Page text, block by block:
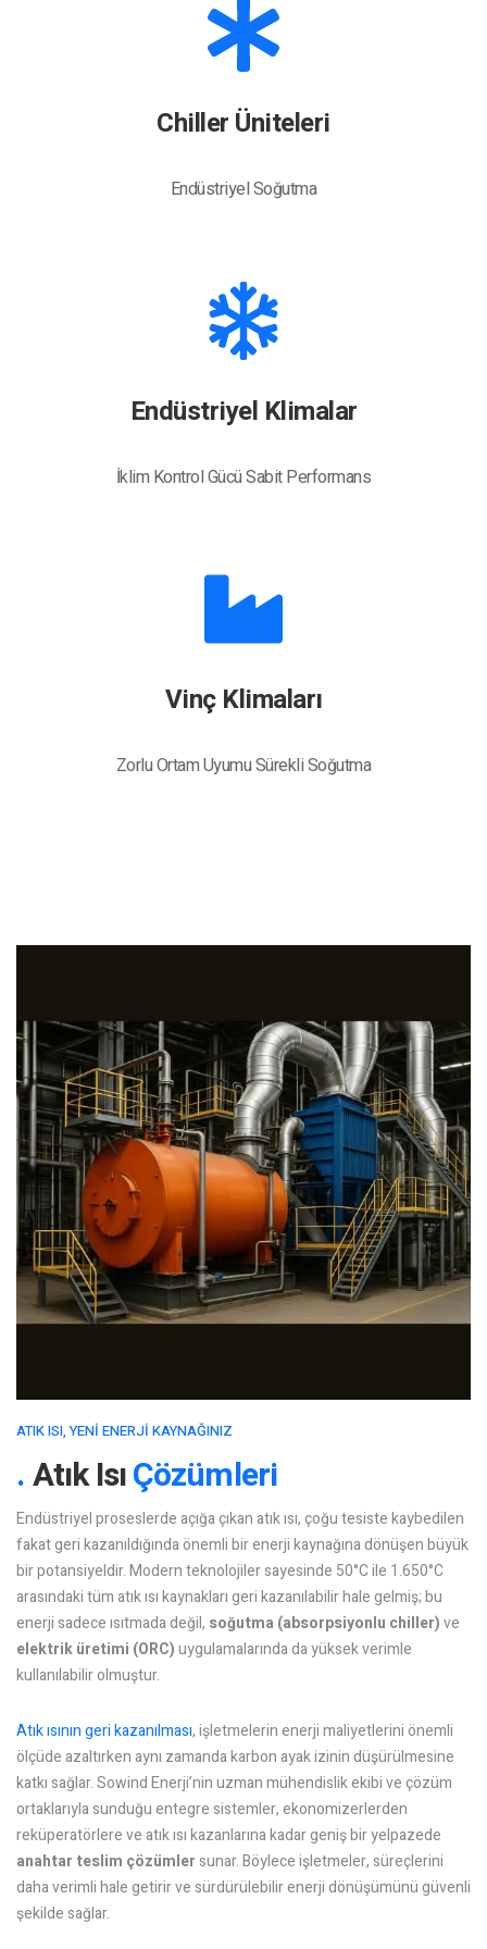
Chiller Üniteleri
Endüstriyel Soğutma
Endüstriyel Klimalar
İklim Kontrol Gücü Sabit Performans
Vinç Klimaları
Zorlu Ortam Uyumu Sürekli Soğutma
ATIK ISI, YENI ENERJI KAYNAĞINIZ
Atık IsıÇözümleri
Endüstriyel proseslerde açığa çıkan atık ısı, çoğu tesiste kaybedilen
fakat geri kazanıldığında önemli bir enerji kaynağına dönüşen büyük
bir potansiyeldir. Modern teknolojiler sayesinde 50°C ile 1.650°C
arasındaki tüm atık ısı kaynakları geri kazanılabilir hale gelmiş; bu
enerji sadece ısıtmada değil, soğutma (absorpsiyonlu chiller)ve
elektrik üretimi (ORC)uygulamalarında da yüksek verimle
kullanılabilir olmuştur.
Atık ısının geri kazanılması, işletmelerin enerji maliyetlerini önemli
ölçüde azaltırken aynı zamanda karbon ayak izinin düşürülmesine
katkı sağlar. Sowind Enerji’nin uzman mühendislik ekibi ve çözüm
ortaklarıyla sunduğu entegre sistemler, ekonomizerlerden
reküperatörlere ve atık ısı kazanlarına kadar geniş bir yelpazede
anahtar teslim çözümlersunar. Böylece işletmeler, süreçlerini
daha verimli hale getirir ve sürdürülebilir enerji dönüşümünü güvenli
şekilde sağlar.